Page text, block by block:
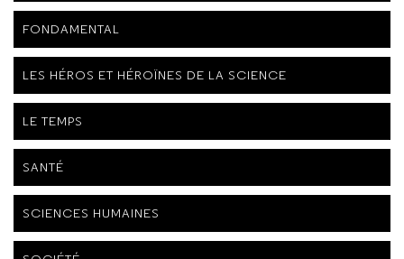
FONDAMENTAL
LES HÉROS ET HÉROÏNES DE LA SCIENCE
LE TEMPS
SANTÉ
SCIENCES HUMAINES